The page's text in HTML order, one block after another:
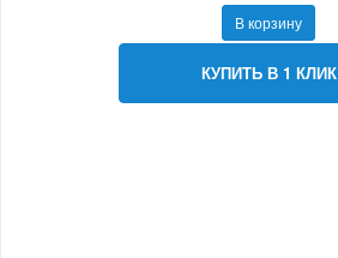
В корзину
КУПИТЬ В 1 КЛИК